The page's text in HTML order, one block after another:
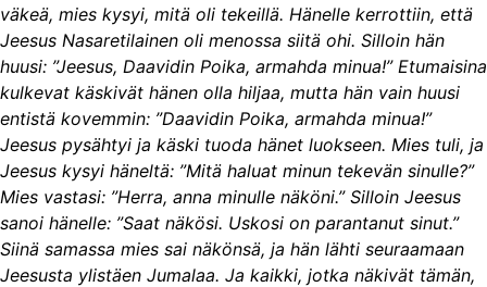
väkeä, mies kysyi, mitä oli tekeillä. Hänelle kerrottiin, että
Jeesus Nasaretilainen oli menossa siitä ohi. Silloin hän
huusi: ”Jeesus, Daavidin Poika, armahda minua!” Etumaisina
kulkevat käskivät hänen olla hiljaa, mutta hän vain huusi
entistä kovemmin: ”Daavidin Poika, armahda minua!”
Jeesus pysähtyi ja käski tuoda hänet luokseen. Mies tuli, ja
Jeesus kysyi häneltä: ”Mitä haluat minun tekevän sinulle?”
Mies vastasi: ”Herra, anna minulle näköni.” Silloin Jeesus
sanoi hänelle: ”Saat näkösi. Uskosi on parantanut sinut.”
Siinä samassa mies sai näkönsä, ja hän lähti seuraamaan
Jeesusta ylistäen Jumalaa. Ja kaikki, jotka näkivät tämän,